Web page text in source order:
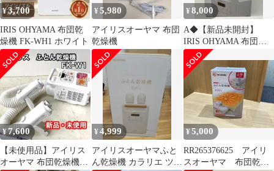
¥3,700
IRIS OHYAMA 布団乾
燥機 FK-WH1 ホワイト
¥5,980
アイリスオーヤマ 布団
乾燥機
¥8,000
A◆【新品未開封】
IRIS OHYAMA 布団乾
燥機 FK-W2-W ホワイ
ト
¥7,600
【未使用品】アイリス
オーヤマ 布団乾燥機
¥4,999
アイリスオーヤマふと
ん乾燥機 カラリエ ツイ
¥5,000
RR265376625 アイリ
スオーヤマ 布団乾燥